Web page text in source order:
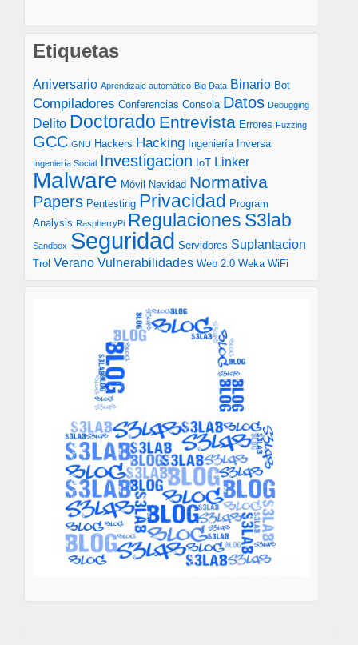
Etiquetas
Aniversario Aprendizaje automático Big Data Binario Bot
Compiladores Conferencias Consola Datos Debugging
Delito Doctorado Entrevista Errores Fuzzing
GCC GNU Hackers Hacking Ingeniería Inversa
Ingeniería Social Investigacion IoT Linker
Malware Móvil Navidad Normativa
Papers Pentesting Privacidad Program
Analysis RaspberryPi Regulaciones S3lab
Sandbox Seguridad Servidores Suplantacion
Trol Verano Vulnerabilidades Web 2.0 Weka WiFi